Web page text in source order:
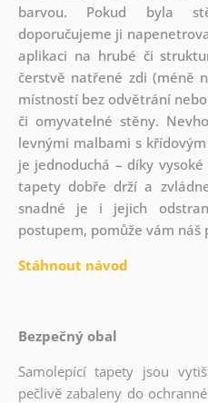
barvou. Pokud byla
doporučujeme ji
aplikaci na hrubé či
čerstvě natřené zdi (méně
místností bez odvětrání
či omyvatelné stěny.
levnými malbami s
je jednoduchá – díky
tapety dobře drží a
snadné je i jejich
postupem, pomůže vám náš
Stáhnout návod
Bezpečný obal
Samolepící tapety jsou
pečlivě zabaleny do